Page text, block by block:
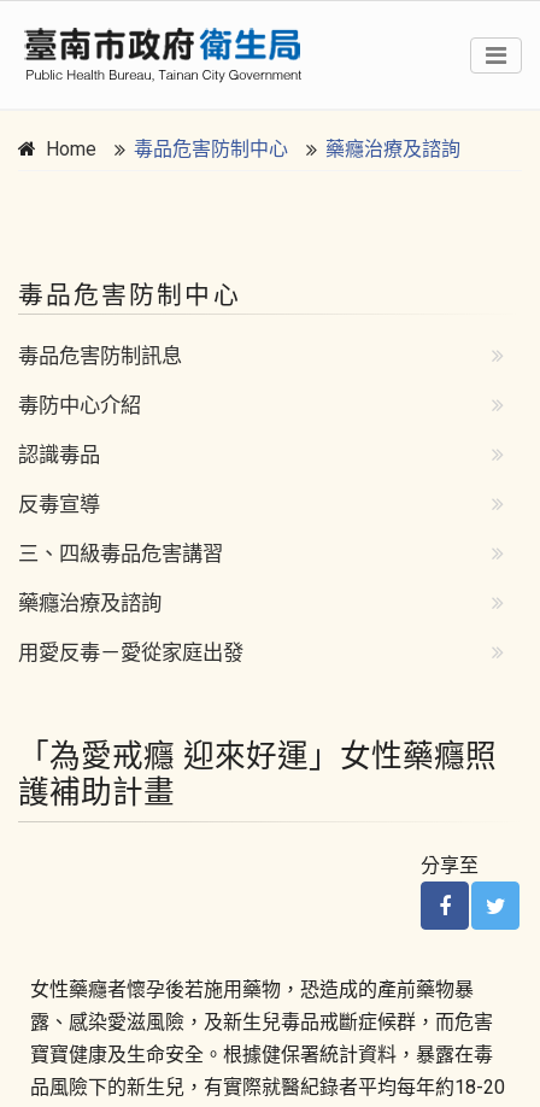
Home 毒品危害防制中心 藥癮治療及諮詢
毒品危害防制中心
毒品危害防制訊息
毒防中心介紹
認識毒品
反毒宣導
三、四級毒品危害講習
藥癮治療及諮詢
用愛反毒－愛從家庭出發
「為愛戒癮 迎來好運」女性藥癮照
護補助計畫
分享至
女性藥癮者懷孕後若施用藥物，恐造成的產前藥物暴
露、感染愛滋風險，及新生兒毒品戒斷症候群，而危害
寶寶健康及生命安全。根據健保署統計資料，暴露在毒
品風險下的新生兒，有實際就醫紀錄者平均每年約18-20